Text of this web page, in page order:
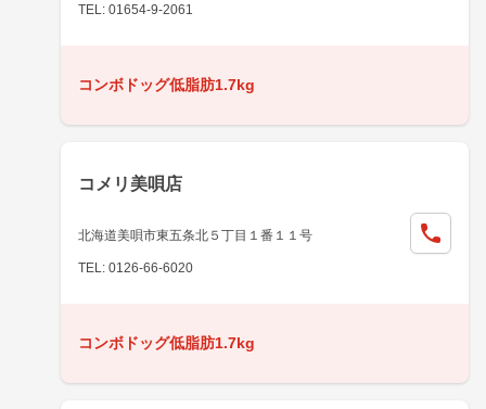
TEL: 01654-9-2061
コンボドッグ低脂肪1.7kg
コメリ美唄店
北海道美唄市東五条北５丁目１番１１号
TEL: 0126-66-6020
コンボドッグ低脂肪1.7kg